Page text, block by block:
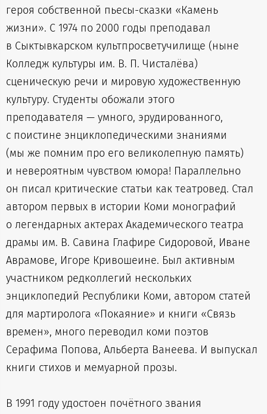
героя собственной пьесы-сказки «Камень
жизни». С 1974 по 2000 годы преподавал
в Сыктывкарском культпросветучилище (ныне
Колледж культуры им. В. П. Чисталёва)
сценическую речи и мировую художественную
культуру. Студенты обожали этого
преподавателя — умного, эрудированного,
с поистине энциклопедическими знаниями
(мы же помним про его великолепную память)
и невероятным чувством юмора! Параллельно
он писал критические статьи как театровед. Стал
автором первых в истории Коми монографий
о легендарных актерах Академического театра
драмы им. В. Савина Глафире Сидоровой, Иване
Аврамове, Игоре Кривошеине. Был активным
участником редколлегий нескольких
энциклопедий Республики Коми, автором статей
для мартиролога «Покаяние» и книги «Связь
времен», много переводил коми поэтов
Серафима Попова, Альберта Ванеева. И выпускал
книги стихов и мемуарной прозы.
В 1991 году удостоен почётного звания